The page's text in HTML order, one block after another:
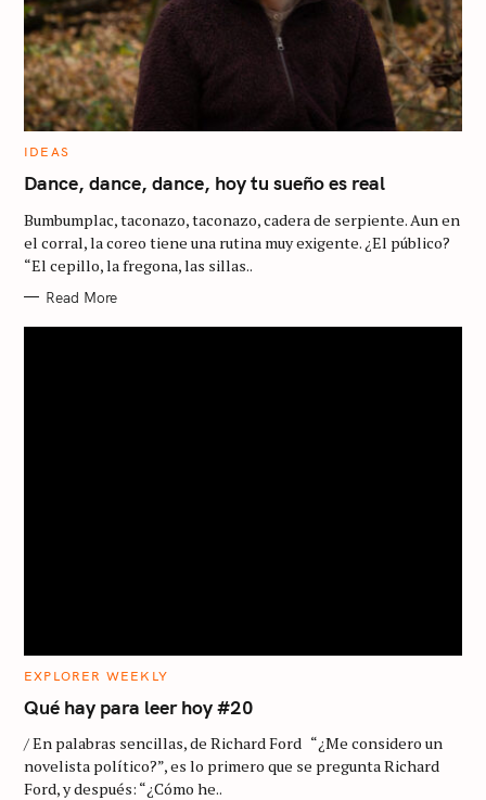
C
T
E
O
R
I
E
IDEAS
Dance, dance, dance, hoy tu sueño es real
Bumbumplac, taconazo, taconazo, cadera de serpiente. Aun en
el corral, la coreo tiene una rutina muy exigente. ¿El público?
“El cepillo, la fregona, las sillas..
Read More
C
T
E
O
I
E
EXPLORER WEEKLY
Qué hay para leer hoy #20
/ En palabras sencillas, de Richard Ford “¿Me considero un
novelista político?”, es lo primero que se pregunta Richard
Ford, y después: “¿Cómo he..
S